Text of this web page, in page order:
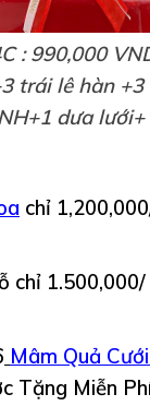
: 990,000
trái lê hàn
dưa
chỉ
chỉ
Mâm Quả Cưới
Tặng Miễn